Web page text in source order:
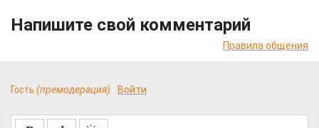
Напишите свой комментарий
Правила общения
Гость (премодерация) Войти